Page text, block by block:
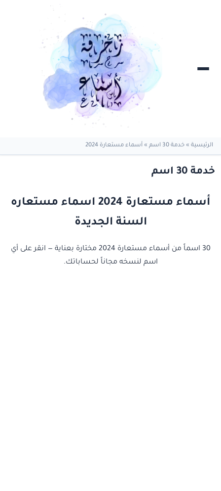
الرئيسية » خدمة 30 اسم » أسماء مستعارة 2024
خدمة 30 اسم
أسماء مستعارة 2024 اسماء مستعاره
السنة الجديدة
30 اسماً من أسماء مستعارة 2024 مختارة بعناية — انقر على أي
اسم لنسخه مجاناً لحساباتك.